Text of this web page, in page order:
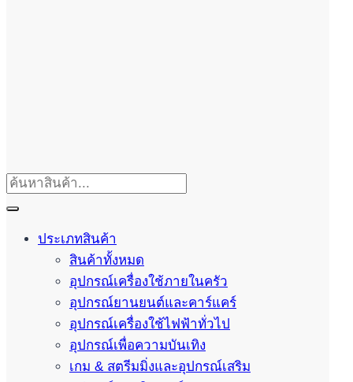
ประเภทสินค้า
สินค้าทั้งหมด
อุปกรณ์เครื่องใช้ภายในครัว
อุปกรณ์ยานยนต์และคาร์แคร์
อุปกรณ์เครื่องใช้ไฟฟ้าทั่วไป
อุปกรณ์เพื่อความบันเทิง
เกม & สตรีมมิ่งและอุปกรณ์เสริม